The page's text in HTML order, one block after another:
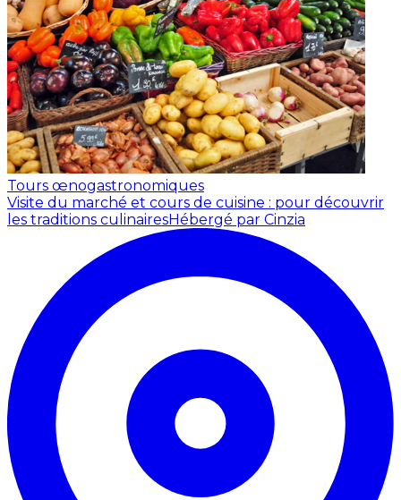
Tours œnogastronomiques
Visite du marché et cours de cuisine : pour découvrir
les traditions culinairesHébergé par Cinzia